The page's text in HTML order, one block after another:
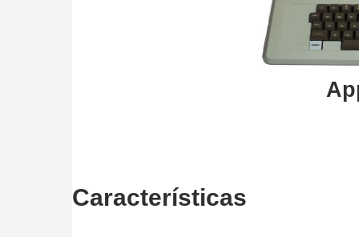
Características